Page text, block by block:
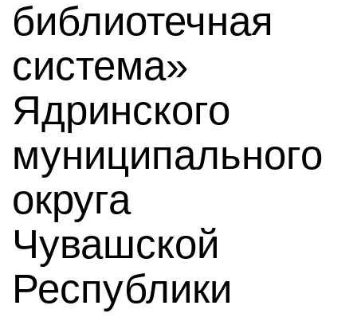
библиотечная
система»
Ядринского
муниципального
округа
Чувашской
Республики